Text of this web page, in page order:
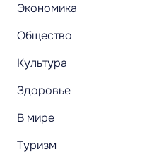
Экономика
Общество
Культура
Здоровье
В мире
Туризм